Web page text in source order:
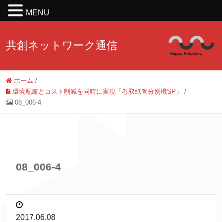
共創ネットワーク通信
ホーム /
環境配慮とコスト削減を同時に実現「巻取紙管分別機SP」
/
08_006-4
08_006-4
2017.06.08
MENU